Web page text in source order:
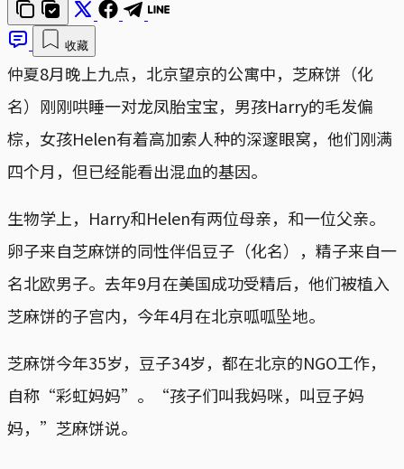
收藏
仲夏8月晚上九点，北京望京的公寓中，芝麻饼（化
名）刚刚哄睡一对龙凤胎宝宝，男孩Harry的毛发偏
棕，女孩Helen有着高加索人种的深邃眼窝，他们刚满
四个月，但已经能看出混血的基因。
生物学上，Harry和Helen有两位母亲，和一位父亲。
卵子来自芝麻饼的同性伴侣豆子（化名），精子来自一
名北欧男子。去年9月在美国成功受精后，他们被植入
芝麻饼的子宫内，今年4月在北京呱呱坠地。
芝麻饼今年35岁，豆子34岁，都在北京的NGO工作，
自称“彩虹妈妈”。“孩子们叫我妈咪，叫豆子妈
妈，”芝麻饼说。